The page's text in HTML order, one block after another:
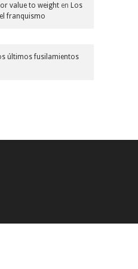
value to weight en Los
franquismo
últimos fusilamientos